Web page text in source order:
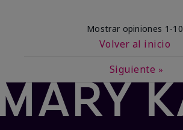
Mostrar opiniones 1-10
Volver al inicio
Siguiente »